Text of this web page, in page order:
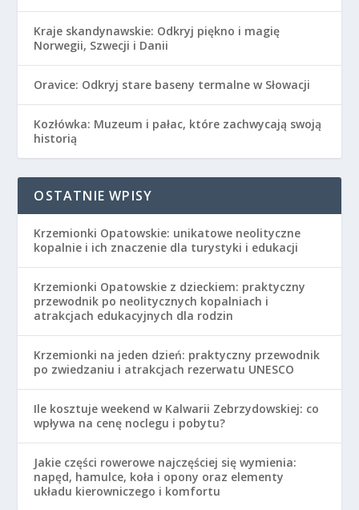
Kraje skandynawskie: Odkryj piękno i magię
Norwegii, Szwecji i Danii
Oravice: Odkryj stare baseny termalne w Słowacji
Kozłówka: Muzeum i pałac, które zachwycają swoją
historią
OSTATNIE WPISY
Krzemionki Opatowskie: unikatowe neolityczne
kopalnie i ich znaczenie dla turystyki i edukacji
Krzemionki Opatowskie z dzieckiem: praktyczny
przewodnik po neolitycznych kopalniach i
atrakcjach edukacyjnych dla rodzin
Krzemionki na jeden dzień: praktyczny przewodnik
po zwiedzaniu i atrakcjach rezerwatu UNESCO
Ile kosztuje weekend w Kalwarii Zebrzydowskiej: co
wpływa na cenę noclegu i pobytu?
Jakie części rowerowe najczęściej się wymienia:
napęd, hamulce, koła i opony oraz elementy
układu kierowniczego i komfortu